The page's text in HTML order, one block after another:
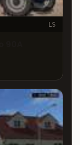
LS